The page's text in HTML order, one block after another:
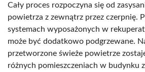
Cały proces rozpoczyna się od
powietrza z zewnątrz przez czerpnię.
systemach wyposażonych w
może być dodatkowo podgrzewane.
przetworzone świeże powietrze
różnych pomieszczeniach w budynku